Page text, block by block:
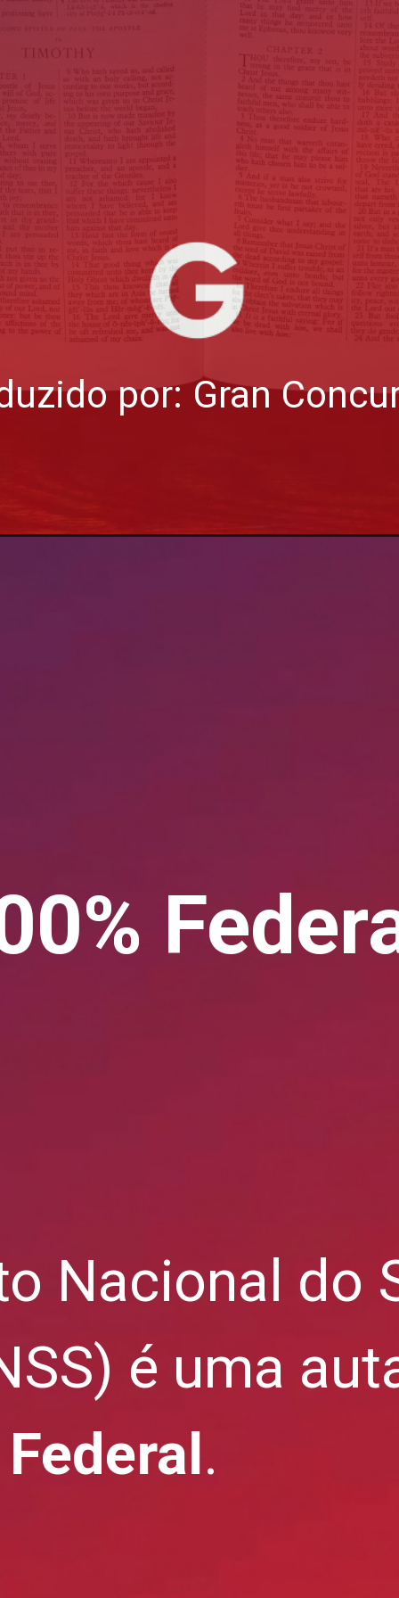
por: Gran
Nacional do
é uma
.